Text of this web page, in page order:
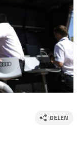
vr 14:00 - 15:00
za 13:00 - 15:00
23 - 25 okt
06 - 08 nov
DELEN